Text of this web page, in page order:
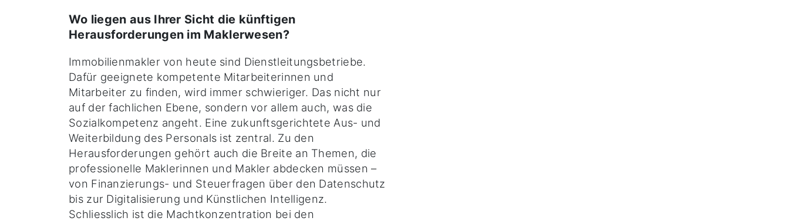
Wo liegen aus Ihrer Sicht die künftigen
Herausforderungen im Maklerwesen?
Immobilienmakler von heute sind Dienstleitungsbetriebe.
Dafür geeignete kompetente Mitarbeiterinnen und
Mitarbeiter zu finden, wird immer schwieriger. Das nicht nur
auf der fachlichen Ebene, sondern vor allem auch, was die
Sozialkompetenz angeht. Eine zukunftsgerichtete Aus- und
Weiterbildung des Personals ist zentral. Zu den
Herausforderungen gehört auch die Breite an Themen, die
professionelle Maklerinnen und Makler abdecken müssen –
von Finanzierungs- und Steuerfragen über den Datenschutz
bis zur Digitalisierung und Künstlichen Intelligenz.
Schliesslich ist die Machtkonzentration bei den